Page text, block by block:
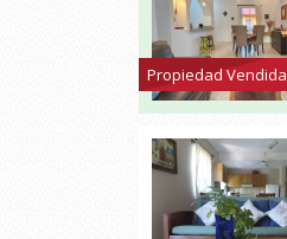
Propiedad Vendida